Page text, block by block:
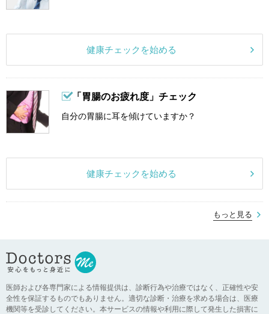
健康チェックを始める
「胃腸のお疲れ度」チェック
自分の胃腸に耳を傾けていますか？
健康チェックを始める
もっと見る
医師および各専門家による情報提供は、診断行為や治療ではなく、正確性や安
全性を保証するものでもありません。適切な診断・治療を求める場合は、医療
機関等を受診してください。本サービスの情報や利用に際して発生した損害に